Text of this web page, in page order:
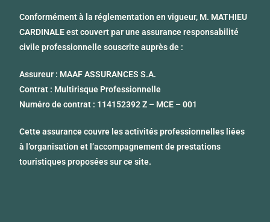
Conformément à la réglementation en vigueur, M. MATHIEU
CARDINALEest couvert par une assurance responsabilité
civile professionnelle souscrite auprès de :
Assureur : MAAF ASSURANCES S.A.
Contrat : Multirisque Professionnelle
Numéro de contrat : 114152392 Z – MCE – 001
Cette assurance couvre les activités professionnelles liées
à l’organisation et l’accompagnement de prestations
touristiques proposées sur ce site.